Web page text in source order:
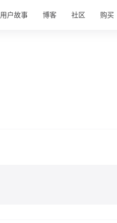
用户故事 博客 社区 购买